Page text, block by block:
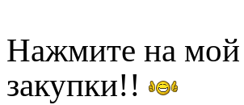
Нажмите на
закупки!!